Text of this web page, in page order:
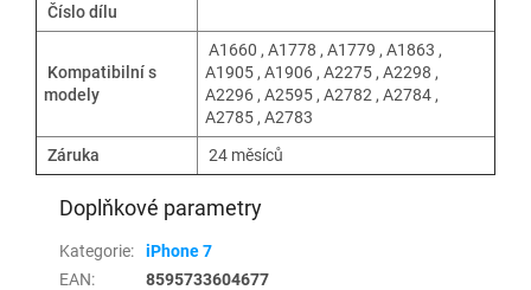
Číslo dílu
Kompatibilní s
modely
A1660 , A1778 , A1779 , A1863 ,
A1905 , A1906 , A2275 , A2298 ,
A2296 , A2595 , A2782 , A2784 ,
A2785 , A2783
Záruka
24 měsíců
Doplňkové parametry
Kategorie:
iPhone 7
EAN: 8595733604677